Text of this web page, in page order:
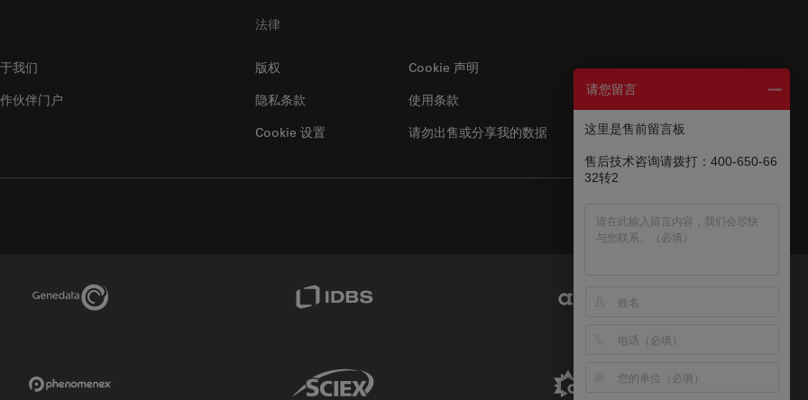
我们
伙伴门户
法律
版权
Cookie 声明
隐私条款
请勿出售或分享我的数据
使用条款
Cookie 设置
US|zh
Genedata Link
Sciex Link Aldevron Link
请您留言
这里是售前留言板
售后技术咨询请拨打：400-650-66
32转2